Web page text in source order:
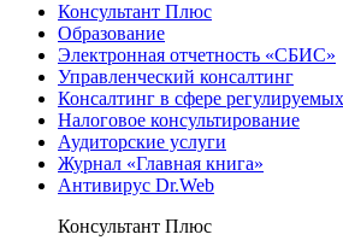
Консультант Плюс
Образование
Электронная отчетность «СБИС»
Управленческий консалтинг
Консалтинг в сфере
Налоговое консультирование
Аудиторские услуги
Журнал «Главная книга»
Антивирус Dr.Web
Консультант Плюс